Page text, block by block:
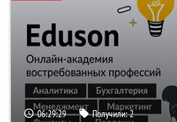
06:29:28 Получили:2